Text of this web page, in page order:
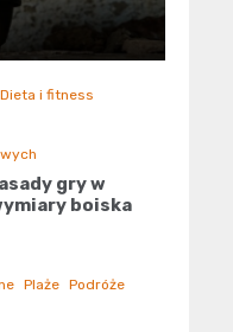
Dieta i fitness
gry w
boiska
Plaże Podróże